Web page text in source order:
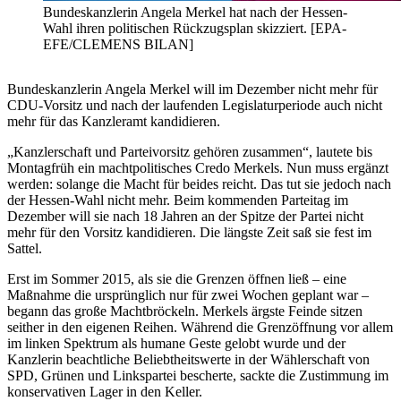
Bundeskanzlerin Angela Merkel hat nach der Hessen-
Wahl ihren politischen Rückzugsplan skizziert. [EPA-
EFE/CLEMENS BILAN]
Bundeskanzlerin Angela Merkel will im Dezember nicht mehr für
CDU-Vorsitz und nach der laufenden Legislaturperiode auch nicht
mehr für das Kanzleramt kandidieren.
„Kanzlerschaft und Parteivorsitz gehören zusammen“, lautete bis
Montagfrüh ein machtpolitisches Credo Merkels. Nun muss ergänzt
werden: solange die Macht für beides reicht. Das tut sie jedoch nach
der Hessen-Wahl nicht mehr. Beim kommenden Parteitag im
Dezember will sie nach 18 Jahren an der Spitze der Partei nicht
mehr für den Vorsitz kandidieren. Die längste Zeit saß sie fest im
Sattel.
Erst im Sommer 2015, als sie die Grenzen öffnen ließ – eine
Maßnahme die ursprünglich nur für zwei Wochen geplant war –
begann das große Machtbröckeln. Merkels ärgste Feinde sitzen
seither in den eigenen Reihen. Während die Grenzöffnung vor allem
im linken Spektrum als humane Geste gelobt wurde und der
Kanzlerin beachtliche Beliebtheitswerte in der Wählerschaft von
SPD, Grünen und Linkspartei bescherte, sackte die Zustimmung im
konservativen Lager in den Keller.